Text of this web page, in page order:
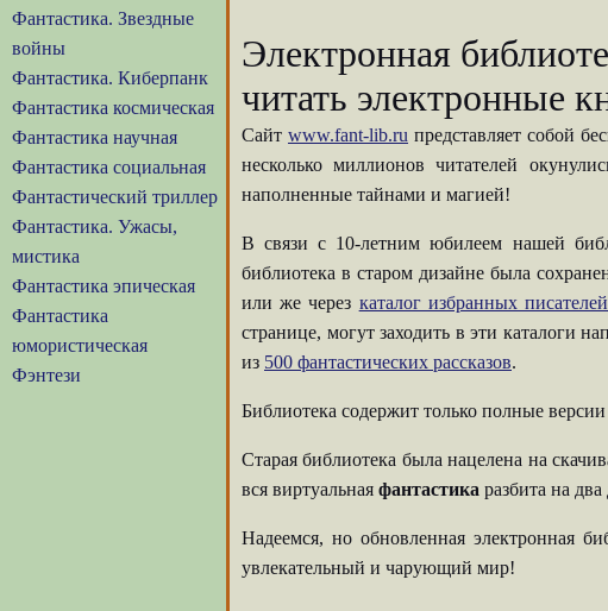
Фантастика. Звездные
войны
Фантастика. Киберпанк
Фантастика космическая
Фантастика научная
Фантастика социальная
Фантастический триллер
Фантастика. Ужасы,
мистика
Фантастика эпическая
Фантастика
юмористическая
Фэнтези
Электронная
читать электронные
Сайт www.fant-lib.ru представляет собой
несколько миллионов читателей
наполненные тайнами и магией!
В связи с 10-летним юбилеем нашей
библиотека в старом дизайне была
или же через каталог избранных
странице, могут заходить в эти каталоги
из 500 фантастических рассказов.
Библиотека содержит только полные
Старая библиотека была нацелена на
вся виртуальная фантастика разбита на
Надеемся, но обновленная электронная
увлекательный и чарующий мир!